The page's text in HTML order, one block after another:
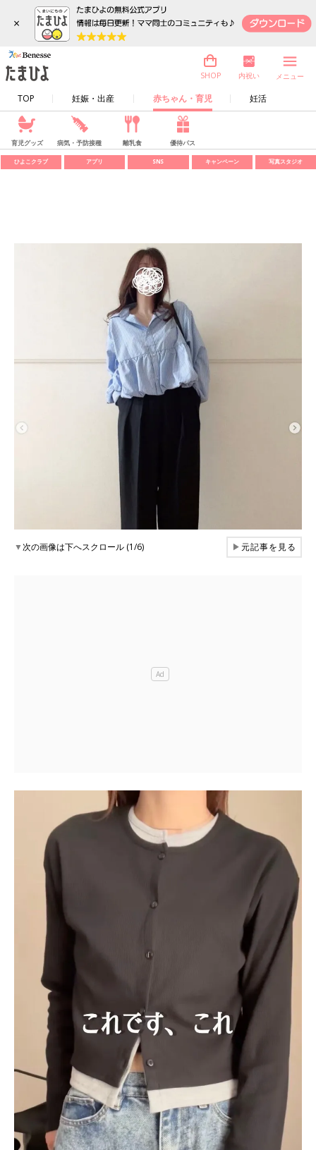
×
TOP 妊娠・出産 赤ちゃん・育児 妊活
SHOP 内祝い メニュー
育児グッズ 病気・予防接種 離乳食 優待パス
ひよこクラブ アプリ SNS キャンペーン 写真スタジオ
▼次の画像は下へスクロール (1/6) ▶元記事を見る